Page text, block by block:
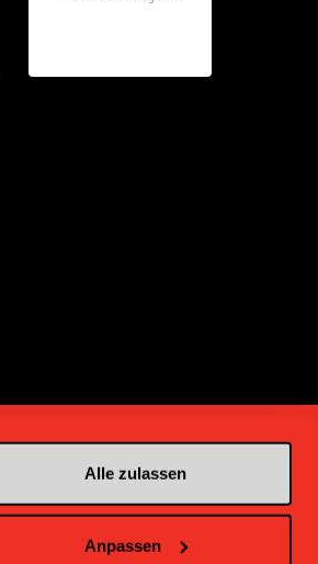
Alle zulassen
Anpassen